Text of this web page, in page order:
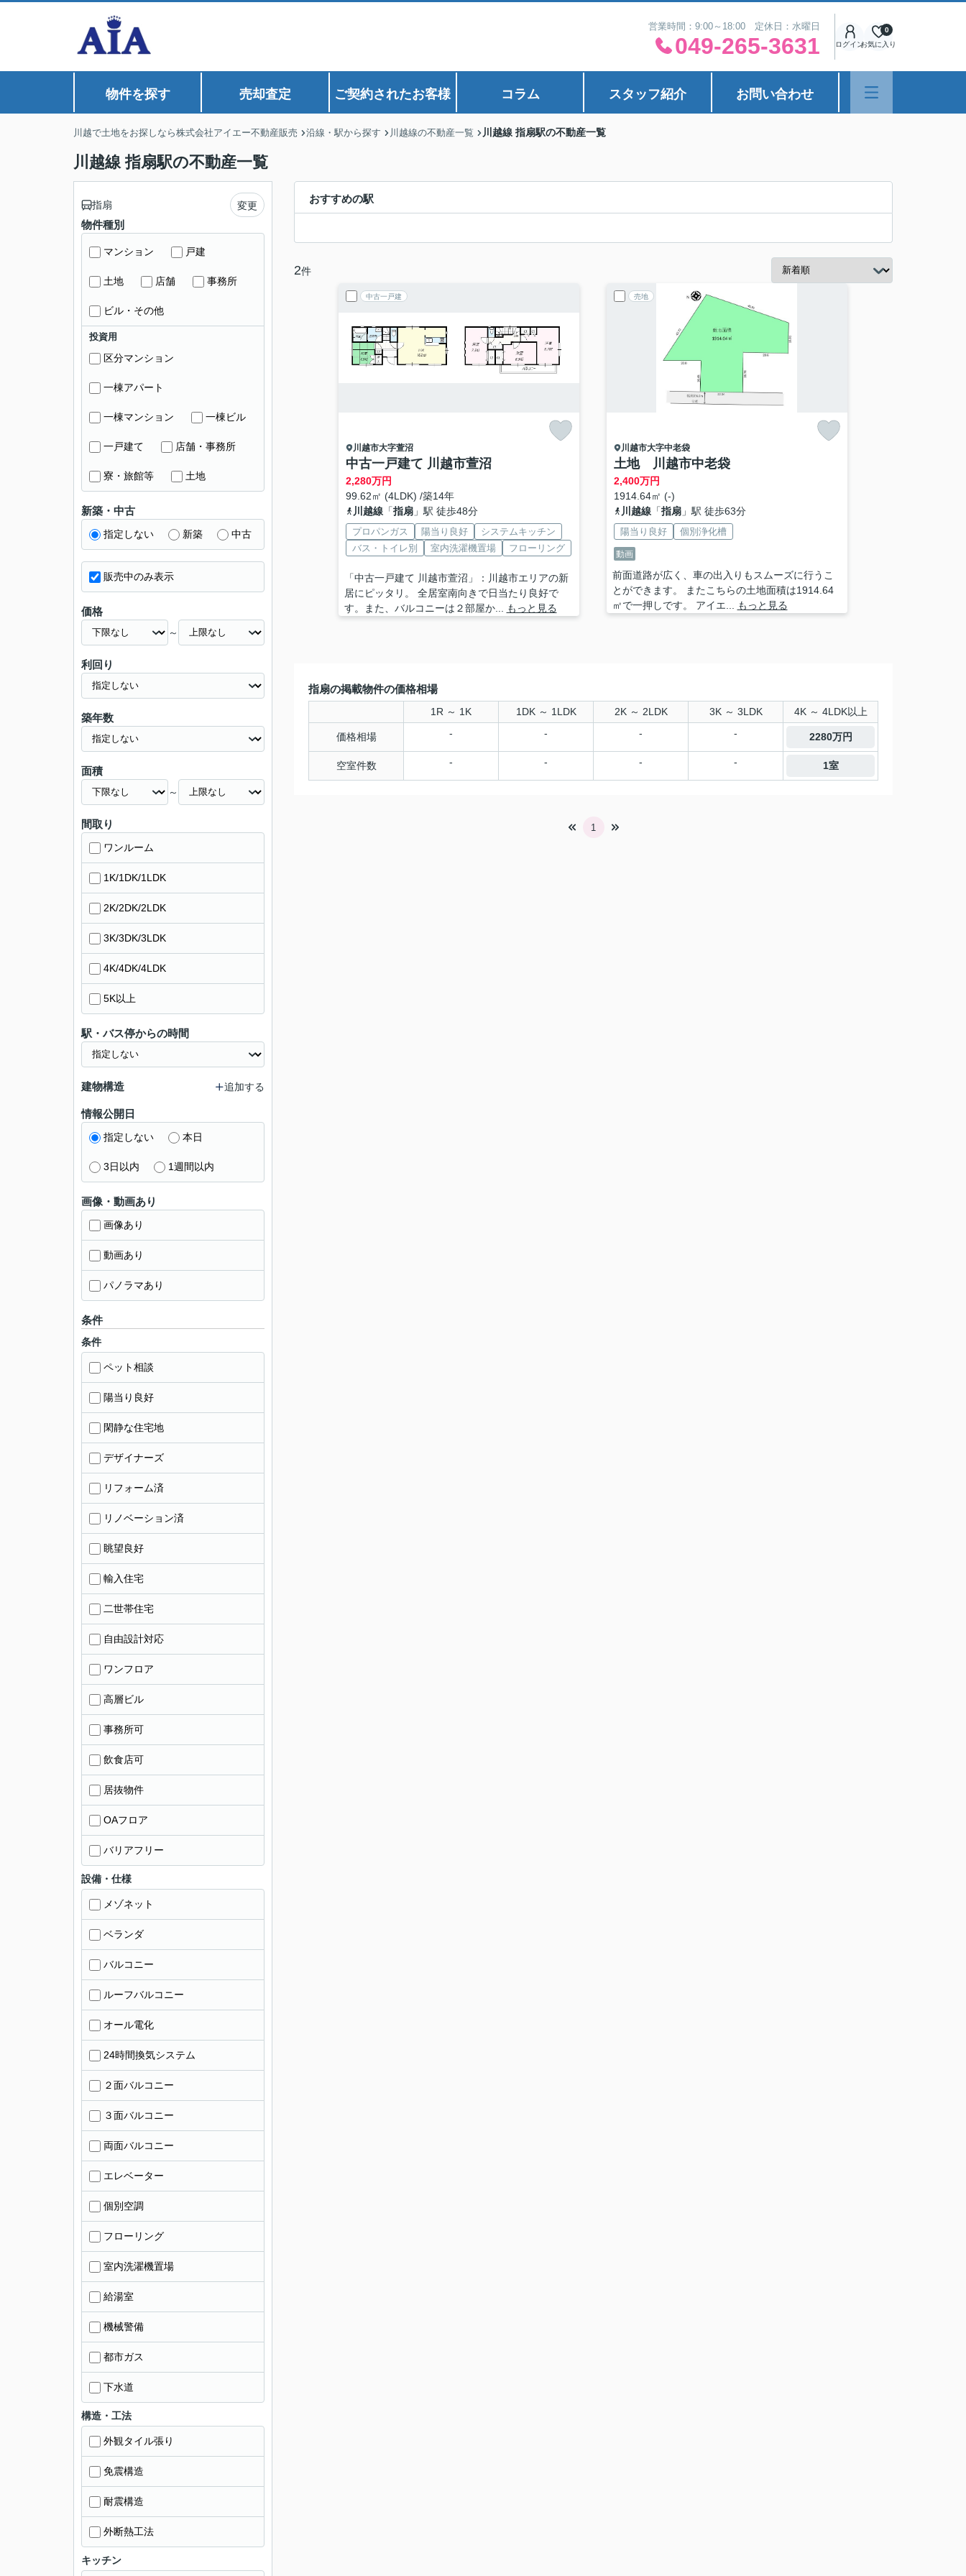
営業時間：9:00～18:00 定休日：水曜日
049-265-3631 ログインお気に入り
0
物件を探す 売却査定 ご契約されたお客様 コラム スタッフ紹介 お問い合わせ
川越で土地をお探しなら株式会社アイエー不動産販売 沿線・駅から探す 川越線の不動産一覧 川越線 指扇駅の不動産一覧
川越線 指扇駅の不動産一覧
おすすめの駅
2件
中古一戸建
川越市大字萱沼
中古一戸建て 川越市萱沼
2,280万円
99.62㎡ (4LDK) /築14年
川越線「指扇」駅 徒歩48分
プロパンガス 陽当り良好
システムキッチン
バス・トイレ別
室内洗濯機置場 フローリング
「中古一戸建て 川越市萱沼」：川越市エリアの新
居にピッタリ。 全居室南向きで日当たり良好で
す。また、バルコニーは２部屋か...
もっと見る
売地
川越市大字中老袋
土地 川越市中老袋
2,400万円
1914.64㎡ (-)
川越線「指扇」駅 徒歩63分
陽当り良好 個別浄化槽
動画
前面道路が広く、車の出入りもスムーズに行うこ
とができます。 またこちらの土地面積は1914.64
㎡で一押しです。 アイエ...
もっと見る
指扇の掲載物件の価格相場
1R ～ 1K 1DK ～ 1LDK 2K ～ 2LDK 3K ～ 3LDK 4K ～ 4LDK以上
価格相場 - - - - 2280万円
空室件数 - - - - 1室
1
指扇 変更
物件種別
マンション 戸建
土地 店舗 事務所
ビル・その他
投資用
区分マンション
一棟アパート
一棟マンション 一棟ビル
一戸建て 店舗・事務所
寮・旅館等 土地
新築・中古
指定しない 新築 中古
販売中のみ表示
価格
～
利回り
築年数
面積
～
間取り
ワンルーム
1K/1DK/1LDK
2K/2DK/2LDK
3K/3DK/3LDK
4K/4DK/4LDK
5K以上
駅・バス停からの時間
建物構造 追加する
情報公開日
指定しない 本日
3日以内 1週間以内
画像・動画あり
画像あり
動画あり
パノラマあり
条件
条件
ペット相談
陽当り良好
閑静な住宅地
デザイナーズ
リフォーム済
リノベーション済
眺望良好
輸入住宅
二世帯住宅
自由設計対応
ワンフロア
高層ビル
事務所可
飲食店可
居抜物件
OAフロア
バリアフリー
設備・仕様
メゾネット
ベランダ
バルコニー
ルーフバルコニー
オール電化
24時間換気システム
２面バルコニー
３面バルコニー
両面バルコニー
エレベーター
個別空調
フローリング
室内洗濯機置場
給湯室
機械警備
都市ガス
下水道
構造・工法
外観タイル張り
免震構造
耐震構造
外断熱工法
キッチン